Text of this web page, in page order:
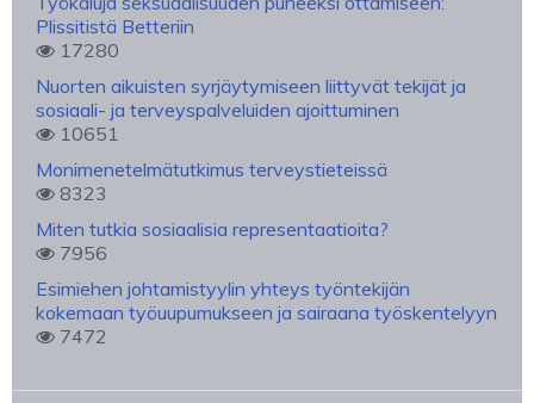
Plissitistä Betteriin
17280
Nuorten aikuisten syrjäytymiseen liittyvät tekijät ja
sosiaali- ja terveyspalveluiden ajoittuminen
10651
Monimenetelmätutkimus terveystieteissä
8323
Miten tutkia sosiaalisia representaatioita?
7956
Esimiehen johtamistyylin yhteys työntekijän
kokemaan työuupumukseen ja sairaana työskentelyyn
7472